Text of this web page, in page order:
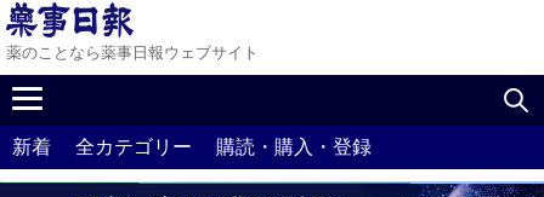
薬のことなら薬事日報ウェブサイト
新着 全カテゴリー 購読・購入・登録